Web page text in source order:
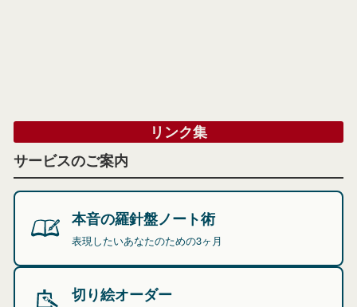
リンク集
サービスのご案内
本音の羅針盤ノート術
表現したいあなたのための3ヶ月
切り絵オーダー